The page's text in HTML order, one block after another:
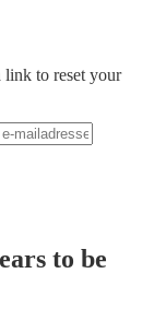
link to reset your
to be